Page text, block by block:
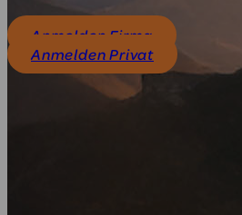
Anmelden Firma
Anmelden Privat